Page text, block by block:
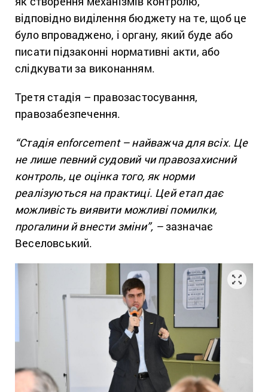
відповідно виділення бюджету на те, щоб це
було впроваджено, і органу, який буде або
писати підзаконні нормативні акти, або
слідкувати за виконанням.
Третя стадія – правозастосування,
правозабезпечення.
“Стадія enforcement – найважча для всіх. Це
не лише певний судовий чи правозахисний
контроль, це оцінка того, як норми
реалізуються на практиці. Цей етап дає
можливість виявити можливі помилки,
прогалини й внести зміни”, –зазначає
Веселовський.